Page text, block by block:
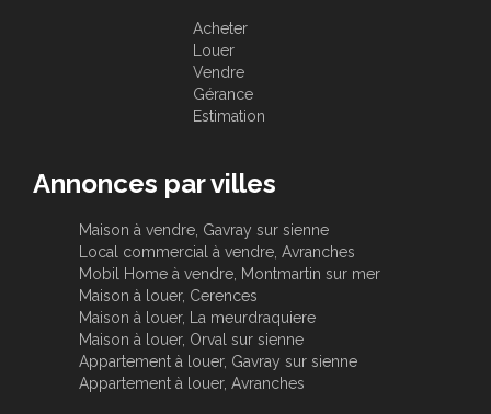
Acheter
Louer
Vendre
Gérance
Estimation
Annonces par villes
Maison à vendre, Gavray sur sienne
Local commercial à vendre, Avranches
Mobil Home à vendre, Montmartin sur mer
Maison à louer, Cerences
Maison à louer, La meurdraquiere
Maison à louer, Orval sur sienne
Appartement à louer, Gavray sur sienne
Appartement à louer, Avranches